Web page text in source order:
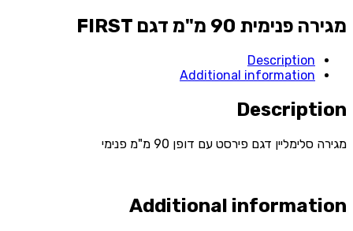
מגירה פנימית 90 מ"מ דגם FIRST
Description
Additional information
Description
מגירה סלימליין דגם פירסט עם דופן 90 מ"מ פנימי
Additional information